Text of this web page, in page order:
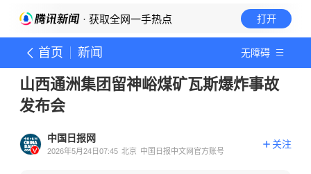
· 获取全网一手热点 打开
首页 新闻 无障碍
山西通洲集团留神峪煤矿瓦斯爆炸事故
发布会
中国日报网
2026年5月24日07:45 北京 中国日报中文网官方账号
关注